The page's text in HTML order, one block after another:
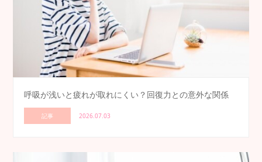
呼吸が浅いと疲れが取れにくい？回復力との意外な関係
記事 2026.07.03